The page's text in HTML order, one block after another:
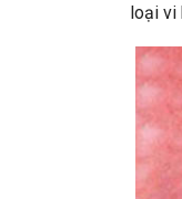
loại vi